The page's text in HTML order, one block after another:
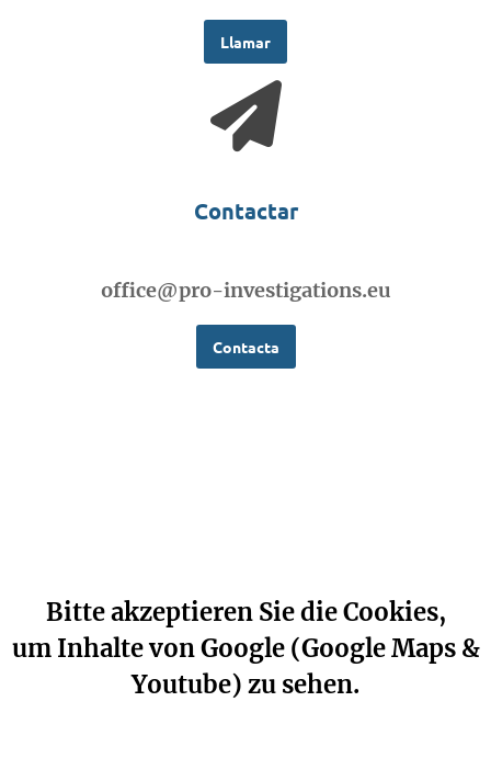
Llamar
Contactar
office@pro-investigations.eu
Contacta
Bitte akzeptieren Sie die Cookies,
um Inhalte von Google (Google Maps &
Youtube) zu sehen.